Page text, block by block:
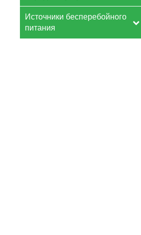
Источники бесперебойного
питания